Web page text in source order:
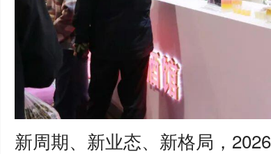
新周期、新业态、新格局，